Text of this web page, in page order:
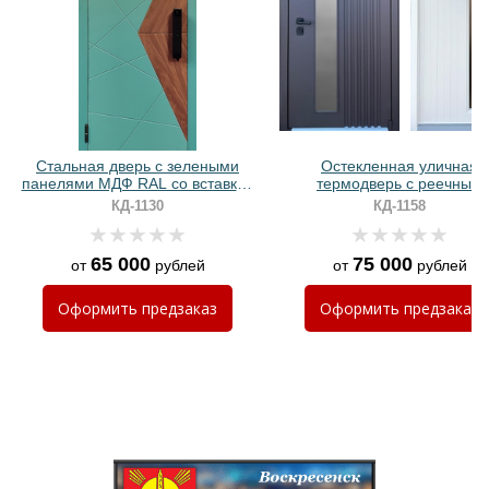
Хочу такую
Хочу такую
Хочу такую
Стальная дверь с зелеными
панелями МДФ RAL со вставкой
ПВХ и биометрическим замком
КД-1130
от65 000рублей
Оформить предзаказ
Остекленная уличная
термодверь с реечным
оформлением и
окрашиванием
КД-1158
от75 000рублей
Оформить предзаказ